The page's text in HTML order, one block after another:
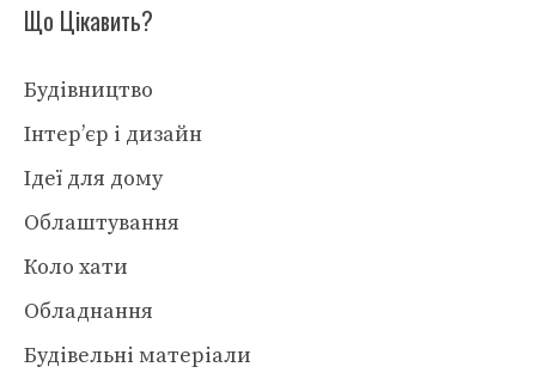
Що Цікавить?
Будівництво
Інтер’єр і дизайн
Ідеї для дому
Облаштування
Коло хати
Обладнання
Будівельні матеріали